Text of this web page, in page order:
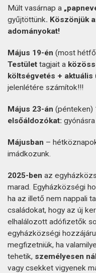
Múlt vasárnap a
gyűjtöttünk. Köszönjük
Május 19-én (most
Testület tagjait a
költségvetés + aktuális
jelenlétére számítok!!!
Május 23-án (pénteken)
elsőáldozókat:
Májusban –
imádkozunk.
2025-ben az
marad. Egyházközségi
ha az illető nem nappali
családokat, hogy az új
elhalálozott adófizetők
egyházközségi
megfizetniük, ha
tehetik, személyesen
vagy csekket vigyenek